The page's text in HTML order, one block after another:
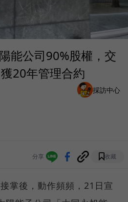
能公司90%股權，交
20年管理合約
採訪中心
分享 收藏
掌後，動作頻頻，21日宣